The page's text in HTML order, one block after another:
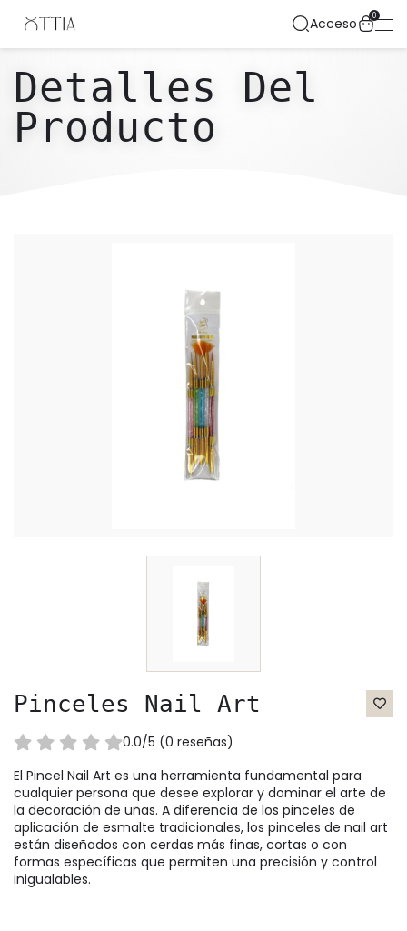
Acceso 0
Detalles Del
Producto
Pinceles Nail Art
0.0/5 (0 reseñas)
El Pincel Nail Art es una herramienta fundamental para
cualquier persona que desee explorar y dominar el arte de
la decoración de uñas. A diferencia de los pinceles de
aplicación de esmalte tradicionales, los pinceles de nail art
están diseñados con cerdas más finas, cortas o con
formas específicas que permiten una precisión y control
inigualables.